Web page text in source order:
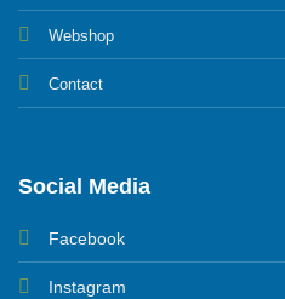
Webshop
Contact
Social Media
Facebook
Instagram